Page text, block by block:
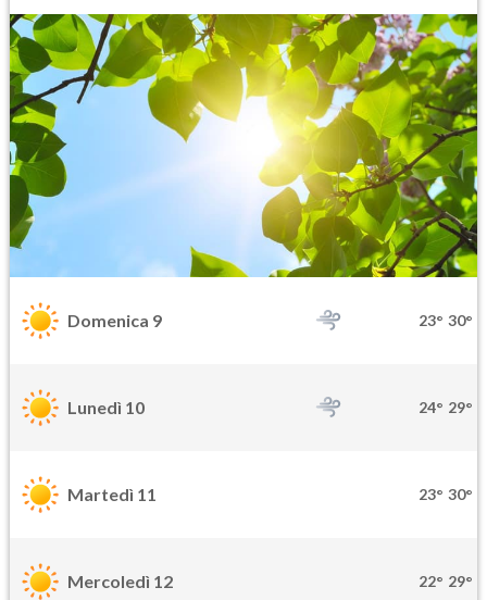
Domenica 9 23° 30°
Lunedì 10 24° 29°
Martedì 11 23° 30°
Mercoledì 12 22° 29°